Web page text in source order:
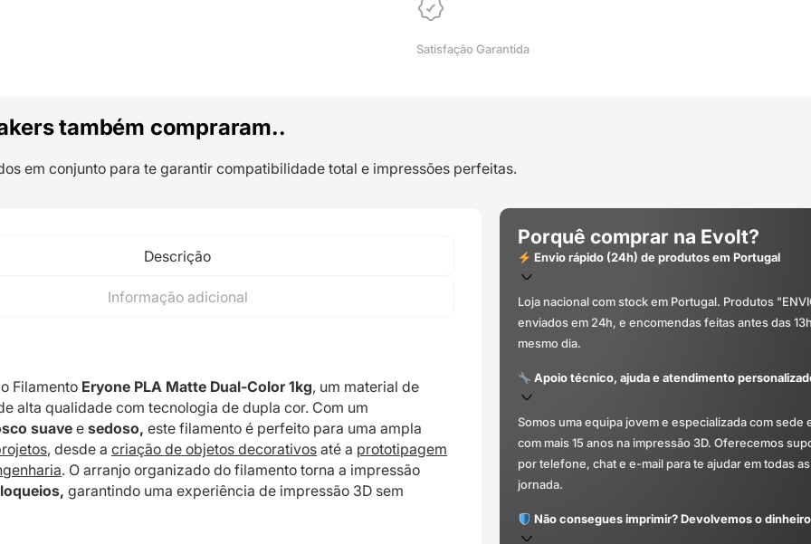
ERYONE
Satisfação Garantida
também compraram..
em conjunto para te garantir compatibilidade total e impressões perfeitas.
Descrição
Informação adicional
Filamento Eryone PLA Matte Dual-Color 1kg, um material de
alta qualidade com tecnologia de dupla cor. Com um
suave e sedoso, este filamento é perfeito para uma ampla
, desde a criação de objetos decorativos até a prototipagem
. O arranjo organizado do filamento torna a impressão
garantindo uma experiência de impressão 3D sem
Porquê comprar na Evolt?
Envio rápido (24h) de produtos em Portugal
Loja nacional com stock em Portugal. Produtos
enviados em 24h, e encomendas feitas antes das
mesmo dia.
Apoio técnico, ajuda e atendimento
Somos uma equipa jovem e especializada com sede
com mais 15 anos na impressão 3D. Oferecemos
por telefone, chat e e-mail para te ajudar em todas
jornada.
Não consegues imprimir? Devolvemos o